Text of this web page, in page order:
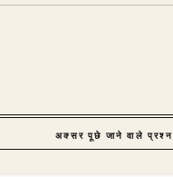
अक्सर पूछे जाने वाले प्रश्न